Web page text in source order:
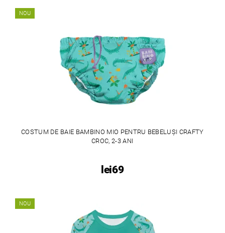
NOU
COSTUM DE BAIE BAMBINO MIO PENTRU BEBELUȘI CRAFTY
CROC, 2-3 ANI
lei69
NOU